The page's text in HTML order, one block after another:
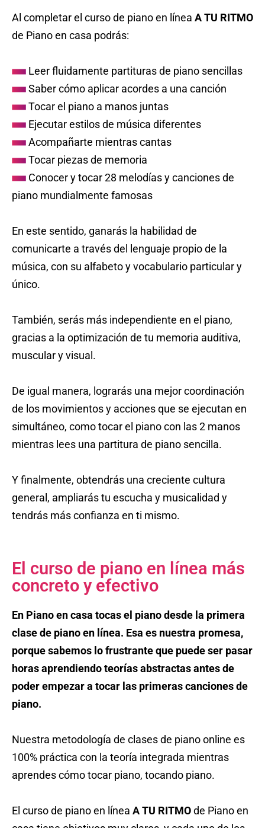
Al completar el curso de piano en línea A TU RITMO
de Piano en casa podrás:
Leer fluidamente partituras de piano sencillas
Saber cómo aplicar acordes a una canción
Tocar el piano a manos juntas
Ejecutar estilos de música diferentes
Acompañarte mientras cantas
Tocar piezas de memoria
Conocer y tocar 28 melodías y canciones de
piano mundialmente famosas
En este sentido, ganarás la habilidad de
comunicarte a través del lenguaje propio de la
música, con su alfabeto y vocabulario particular y
único.
También, serás más independiente en el piano,
gracias a la optimización de tu memoria auditiva,
muscular y visual.
De igual manera, lograrás una mejor coordinación
de los movimientos y acciones que se ejecutan en
simultáneo, como tocar el piano con las 2 manos
mientras lees una partitura de piano sencilla.
Y finalmente, obtendrás una creciente cultura
general, ampliarás tu escucha y musicalidad y
tendrás más confianza en ti mismo.
El curso de piano en línea más
concreto y efectivo
En Piano en casa tocas el piano desde la primera
clase de piano en línea. Esa es nuestra promesa,
porque sabemos lo frustrante que puede ser pasar
horas aprendiendo teorías abstractas antes de
poder empezar a tocar las primeras canciones de
piano.
Nuestra metodología de clases de piano online es
100% práctica con la teoría integrada mientras
aprendes cómo tocar piano, tocando piano.
El curso de piano en línea A TU RITMOde Piano en